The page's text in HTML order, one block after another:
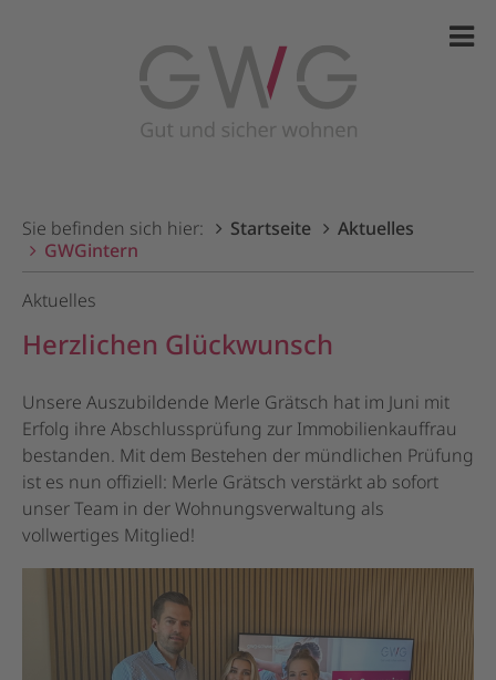
Sie befinden sich hier: Startseite
Aktuelles
GWGintern
Aktuelles
Herzlichen Glückwunsch
Unsere Auszubildende Merle Grätsch hat im Juni mit
Erfolg ihre Abschlussprüfung zur Immobilienkauffrau
bestanden. Mit dem Bestehen der mündlichen Prüfung
ist es nun offiziell: Merle Grätsch verstärkt ab sofort
unser Team in der Wohnungsverwaltung als
vollwertiges Mitglied!